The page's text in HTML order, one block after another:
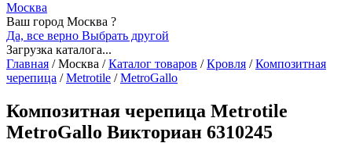
Москва
Ваш город Москва ?
Да, все верно Выбрать другой
Загрузка каталога...
Главная /Москва / Каталог товаров / Кровля / Композитная
черепица / Metrotile / MetroGallo
Композитная черепица Metrotile
MetroGallo Викториан 6310245